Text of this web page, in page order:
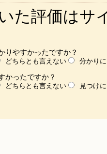
た評価はサ
りやすかったですか？
どちらとも言えない 分かり
かったですか？
どちらとも言えない 見つけ